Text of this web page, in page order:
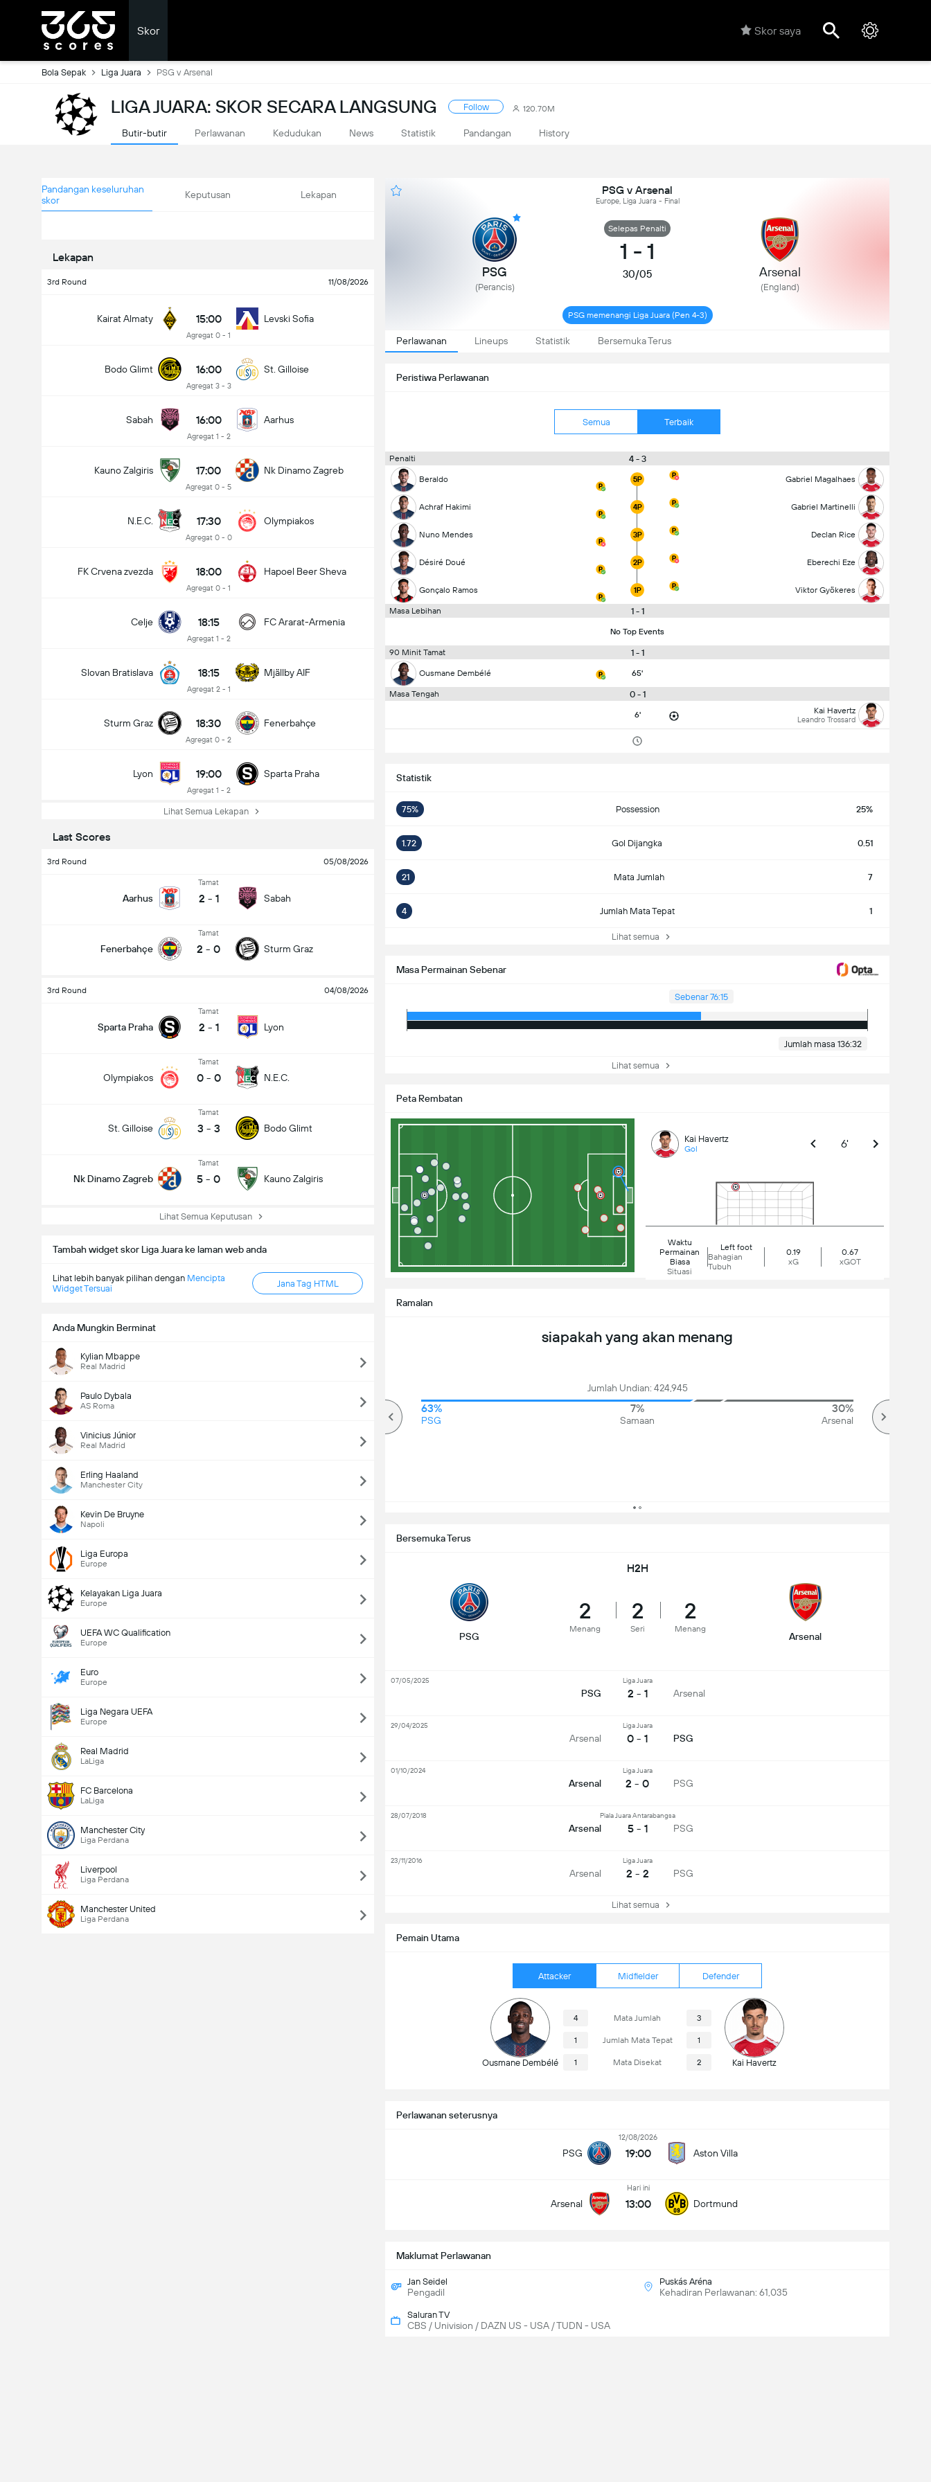
Skor Skor saya
Bola Sepak Liga Juara PSG v Arsenal
LIGA JUARA: SKOR SECARA LANGSUNG Follow 120.70M
Butir-butir Perlawanan Kedudukan News Statistik Pandangan History
Pandangan keseluruhan
skor
Keputusan Lekapan
Lekapan
3rd Round 11/08/2026
Kairat Almaty 15:00
Agregat 0 - 1
Levski Sofia
Bodo Glimt 16:00
Agregat 3 - 3
St. Gilloise
Sabah 16:00
Agregat 1 - 2
Aarhus
Kauno Zalgiris 17:00
Agregat 0 - 5
Nk Dinamo Zagreb
N.E.C. 17:30
Agregat 0 - 0
Olympiakos
FK Crvena zvezda 18:00
Agregat 0 - 1
Hapoel Beer Sheva
Celje 18:15
Agregat 1 - 2
FC Ararat-Armenia
Slovan Bratislava 18:15
Agregat 2 - 1
Mjällby AIF
Sturm Graz 18:30
Agregat 0 - 2
Fenerbahçe
Lyon 19:00
Agregat 1 - 2
Sparta Praha
Lihat Semua Lekapan
Last Scores
3rd Round 05/08/2026
Aarhus
Tamat
2 - 1 Sabah
Fenerbahçe
Tamat
2 - 0 Sturm Graz
3rd Round 04/08/2026
Sparta Praha
Tamat
2 - 1 Lyon
Olympiakos
Tamat
0 - 0 N.E.C.
St. Gilloise
Tamat
3 - 3 Bodo Glimt
Nk Dinamo Zagreb
Tamat
5 - 0 Kauno Zalgiris
Lihat Semua Keputusan
Tambah widget skor Liga Juara ke laman web anda
Lihat lebih banyak pilihan dengan Mencipta
Widget Tersuai
Jana Tag HTML
Anda Mungkin Berminat
Kylian Mbappe
Real Madrid
Paulo Dybala
AS Roma
Vinicius Júnior
Real Madrid
Erling Haaland
Manchester City
Kevin De Bruyne
Napoli
Liga Europa
Europe
Kelayakan Liga Juara
Europe
UEFA WC Qualification
Europe
Euro
Europe
Liga Negara UEFA
Europe
Real Madrid
LaLiga
FC Barcelona
LaLiga
Manchester City
Liga Perdana
Liverpool
Liga Perdana
Manchester United
Liga Perdana
PSG v Arsenal
Europe, Liga Juara - Final
PSG
(Perancis)
Selepas Penalti
1 - 1
30/05 Arsenal
(England)
PSG memenangi Liga Juara (Pen 4-3)
Perlawanan Lineups Statistik Bersemuka Terus
Peristiwa Perlawanan
Semua Terbaik
Penalti 4 - 3
Beraldo 5P Gabriel Magalhaes
Achraf Hakimi 4P Gabriel Martinelli
Nuno Mendes 3P Declan Rice
Désiré Doué 2P Eberechi Eze
Gonçalo Ramos 1P Viktor Gyökeres
Masa Lebihan 1 - 1
No Top Events
90 Minit Tamat 1 - 1
Ousmane Dembélé 65'
Masa Tengah 0 - 1
6' Kai Havertz
Leandro Trossard
Perlawanan seterusnya
PSG
12/08/2026
19:00 Aston Villa
Arsenal
Hari ini
13:00 Dortmund
Pemain Utama
Attacker Midfielder Defender
Ousmane Dembélé
4 Mata Jumlah 3
1 Jumlah Mata Tepat 1
1 Mata Disekat 2 Kai Havertz
Statistik
75% Possession 25%
1.72 Gol Dijangka 0.51
21 Mata Jumlah 7
4 Jumlah Mata Tepat 1
Lihat semua
Masa Permainan Sebenar
Sebenar 76:15
Jumlah masa 136:32
Lihat semua
Peta Rembatan
Kai Havertz
Gol 6'
Waktu
Permainan
Biasa
Situasi
Left foot
Bahagian
Tubuh
0.19
xG
0.67
xGOT
Maklumat Perlawanan
Jan Seidel
Pengadil
Puskás Aréna
Kehadiran Perlawanan: 61,035
Saluran TV
CBS / Univision / DAZN US - USA / TUDN - USA
Ramalan
siapakah yang akan menang
Jumlah Undian: 424,945
63%
PSG
7%
Samaan
30%
Arsenal
Jumlah gol dalam perlawanan (2.5)
Bersemuka Terus
H2H
PSG
2
Menang
2
Seri
2
Menang
Arsenal
PSG
Liga Juara
2 - 1 Arsenal
07/05/2025
Arsenal
Liga Juara
0 - 1 PSG
29/04/2025
Arsenal
Liga Juara
2 - 0 PSG
01/10/2024
Arsenal
Piala Juara Antarabangsa
5 - 1 PSG
28/07/2018
Arsenal
Liga Juara
2 - 2 PSG
23/11/2016
Lihat semua